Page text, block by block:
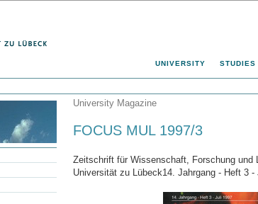
UNIVERSITY STUDIES
University Magazine
FOCUS MUL 1997/3
Zeitschrift für Wissenschaft, Forschung und
Universität zu Lübeck14. Jahrgang - Heft 3 -